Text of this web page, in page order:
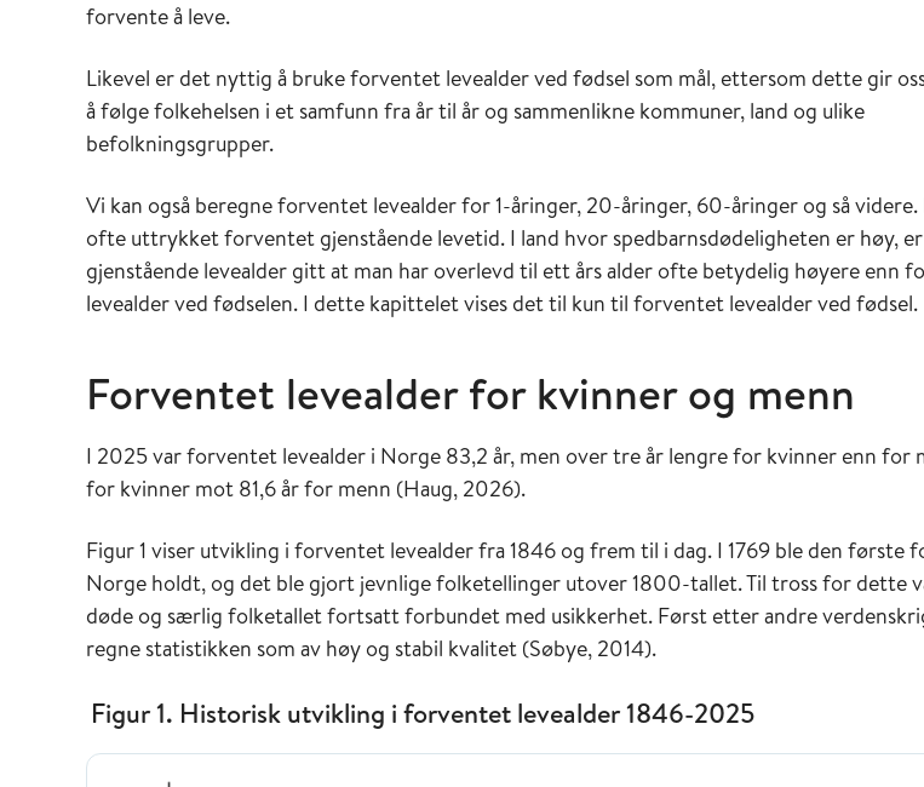
forvente å leve.
Likevel er det nyttig å bruke forventet levealder ved fødsel som mål, ettersom dette gir
å følge folkehelsen i et samfunn fra år til år og sammenlikne kommuner, land og ulike
befolkningsgrupper.
Vi kan også beregne forventet levealder for 1-åringer, 20-åringer, 60-åringer og så videre.
ofte uttrykket forventet gjenstående levetid. I land hvor spedbarnsdødeligheten er høy,
gjenstående levealder gitt at man har overlevd til ett års alder ofte betydelig høyere enn
levealder ved fødselen. I dette kapittelet vises det til kun til forventet levealder ved fødsel.
Forventet levealder for kvinner og menn
I 2025 var forventet levealder i Norge 83,2 år, men over tre år lengre for kvinner enn for
for kvinner mot 81,6 år for menn (Haug, 2026).
Figur 1 viser utvikling i forventet levealder fra 1846 og frem til i dag. I 1769 ble den første
Norge holdt, og det ble gjort jevnlige folketellinger utover 1800-tallet. Til tross for dette
døde og særlig folketallet fortsatt forbundet med usikkerhet. Først etter andre
regne statistikken som av høy og stabil kvalitet (Søbye, 2014).
Figur 1. Historisk utvikling i forventet levealder 1846-2025